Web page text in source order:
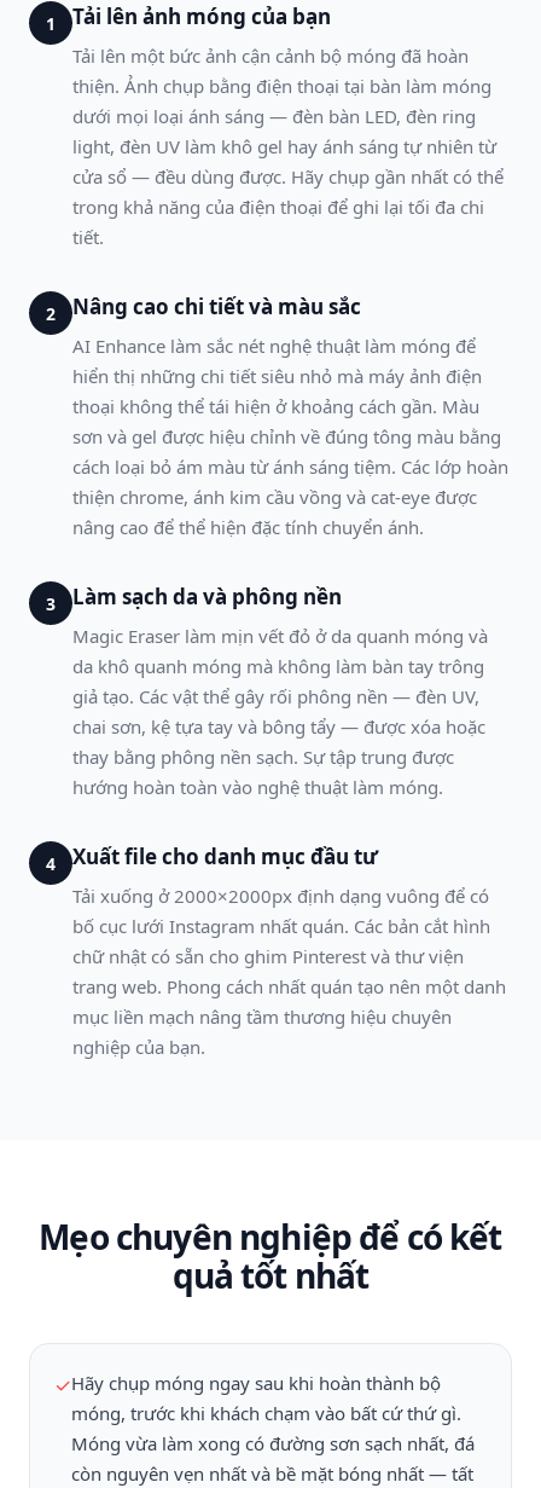
1 Tải lên ảnh móng của bạn
Tải lên một bức ảnh cận cảnh bộ móng đã hoàn
thiện. Ảnh chụp bằng điện thoại tại bàn làm móng
dưới mọi loại ánh sáng — đèn bàn LED, đèn ring
light, đèn UV làm khô gel hay ánh sáng tự nhiên từ
cửa sổ — đều dùng được. Hãy chụp gần nhất có thể
trong khả năng của điện thoại để ghi lại tối đa chi
tiết.
2 Nâng cao chi tiết và màu sắc
AI Enhance làm sắc nét nghệ thuật làm móng để
hiển thị những chi tiết siêu nhỏ mà máy ảnh điện
thoại không thể tái hiện ở khoảng cách gần. Màu
sơn và gel được hiệu chỉnh về đúng tông màu bằng
cách loại bỏ ám màu từ ánh sáng tiệm. Các lớp hoàn
thiện chrome, ánh kim cầu vồng và cat-eye được
nâng cao để thể hiện đặc tính chuyển ánh.
3 Làm sạch da và phông nền
Magic Eraser làm mịn vết đỏ ở da quanh móng và
da khô quanh móng mà không làm bàn tay trông
giả tạo. Các vật thể gây rối phông nền — đèn UV,
chai sơn, kệ tựa tay và bông tẩy — được xóa hoặc
thay bằng phông nền sạch. Sự tập trung được
hướng hoàn toàn vào nghệ thuật làm móng.
4 Xuất file cho danh mục đầu tư
Tải xuống ở 2000×2000px định dạng vuông để có
bố cục lưới Instagram nhất quán. Các bản cắt hình
chữ nhật có sẵn cho ghim Pinterest và thư viện
trang web. Phong cách nhất quán tạo nên một danh
mục liền mạch nâng tầm thương hiệu chuyên
nghiệp của bạn.
Mẹo chuyên nghiệp để có kết
quả tốt nhất
✓Hãy chụp móng ngay sau khi hoàn thành bộ
móng, trước khi khách chạm vào bất cứ thứ gì.
Móng vừa làm xong có đường sơn sạch nhất, đá
còn nguyên vẹn nhất và bề mặt bóng nhất — tất